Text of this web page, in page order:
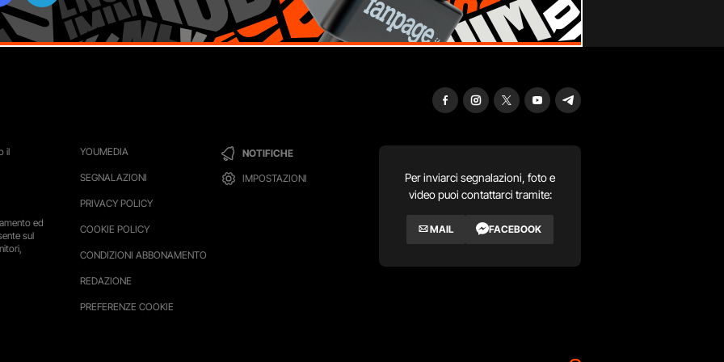
YOUMEDIA
SEGNALAZIONI
PRIVACY POLICY
COOKIE POLICY
CONDIZIONI ABBONAMENTO
REDAZIONE
PREFERENZE COOKIE
NOTIFICHE
IMPOSTAZIONI
Per inviarci segnalazioni, foto e
video puoi contattarci tramite:
MAIL FACEBOOK
il
ed
sul